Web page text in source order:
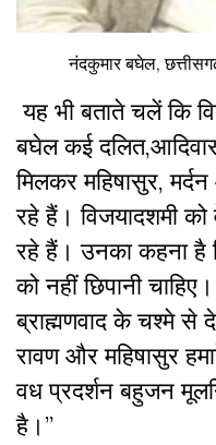
नंदकुमार बघेल,
यह भी बताते चलें कि
बघेल कई
मिलकर महिषासुर,
रहे हैं। विजयादशमी
रहे हैं। उनका कहना है
को नहीं छिपानी
ब्राह्मणवाद के चश्मे से
रावण और महिषासुर
वध प्रदर्शन बहुजन
है।”